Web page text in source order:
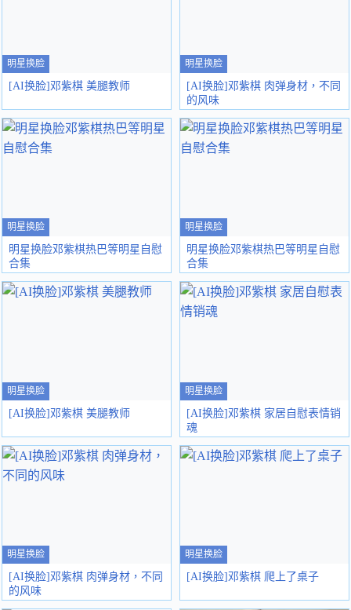
明星换脸
[AI换脸]邓紫棋 美腿教师
明星换脸
[AI换脸]邓紫棋 肉弹身材，不同
的风味
明星换脸
明星换脸邓紫棋热巴等明星自慰
合集
明星换脸
明星换脸邓紫棋热巴等明星自慰
合集
明星换脸
[AI换脸]邓紫棋 美腿教师
明星换脸
[AI换脸]邓紫棋 家居自慰表情销
魂
明星换脸
[AI换脸]邓紫棋 肉弹身材，不同
的风味
明星换脸
[AI换脸]邓紫棋 爬上了桌子